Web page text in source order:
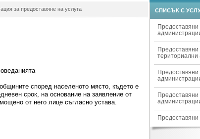
за предоставяне на услуга
според населеното място, където е
срок, на основание на заявление от
от него лице съгласно устава.
СПИСЪК С
Предоставяни
териториални
Предоставяни
Предоставяни